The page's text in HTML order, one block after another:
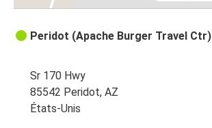
Peridot (Apache Burger Travel Ctr)
Sr 170 Hwy
85542 Peridot, AZ
États-Unis